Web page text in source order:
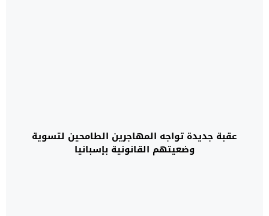
عقبة جديدة تواجه المهاجرين الطامحين لتسوية
وضعيتهم القانونية بإسبانيا